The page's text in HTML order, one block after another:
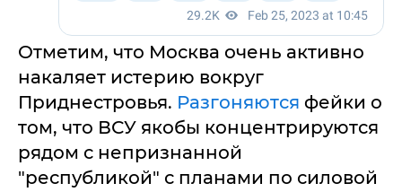
Отметим, что Москва очень активно
накаляет истерию вокруг
Приднестровья. Разгоняются фейки о
том, что ВСУ якобы концентрируются
рядом с непризнанной
"республикой" с планами по силовой